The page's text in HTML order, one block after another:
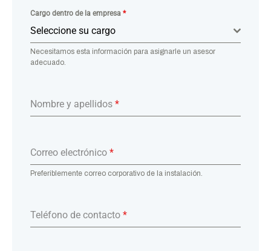
Cargo dentro de la empresa *
Seleccione su cargo
Necesitamos esta información para asignarle un asesor
adecuado.
Nombre y apellidos *
Correo electrónico *
Preferiblemente correo corporativo de la instalación.
Teléfono de contacto *